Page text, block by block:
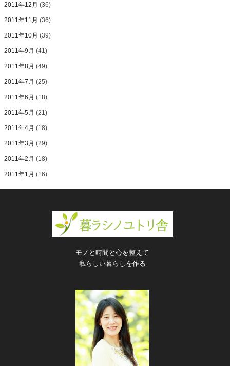
2011年12月 (36)
2011年11月 (36)
2011年10月 (39)
2011年9月 (41)
2011年8月 (49)
2011年7月 (25)
2011年6月 (18)
2011年5月 (21)
2011年4月 (18)
2011年3月 (29)
2011年2月 (18)
2011年1月 (16)
モノと時間と心を整えて
私らしい暮らしを作る